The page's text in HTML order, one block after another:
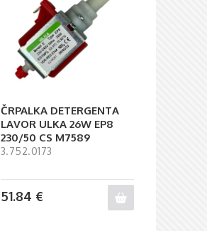
ČRPALKA DETERGENTA
LAVOR ULKA 26W EP8
230/50 CS M7589
3.752.0173
51.84 €